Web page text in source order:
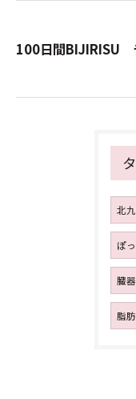
100日間BIJIRISU
北
ぽ
臓
脂
お